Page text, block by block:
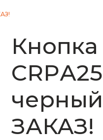
Кнопка
ЗАКАЗ!